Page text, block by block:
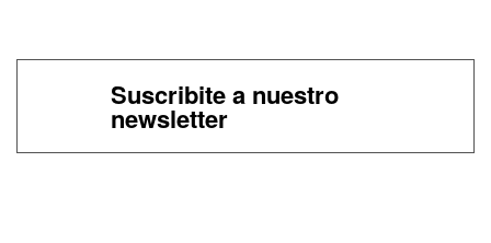
Suscribite a nuestro
newsletter